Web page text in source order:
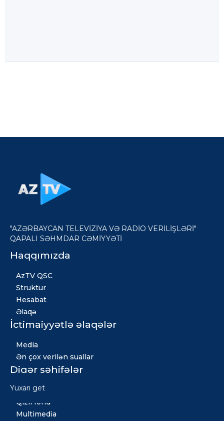
"AZƏRBAYCAN TELEVİZİYA VƏ RADİO VERİLİŞLƏRİ"
QAPALI SƏHMDAR CƏMİYYƏTİ
Haqqımızda
AzTV QSC
Struktur
Hesabat
Əlaqə
İctimaiyyətlə əlaqələr
Media
Ən çox verilən suallar
Digər səhifələr
Xəbərlər
Qızıl fond
Multimedia
Yuxarı get